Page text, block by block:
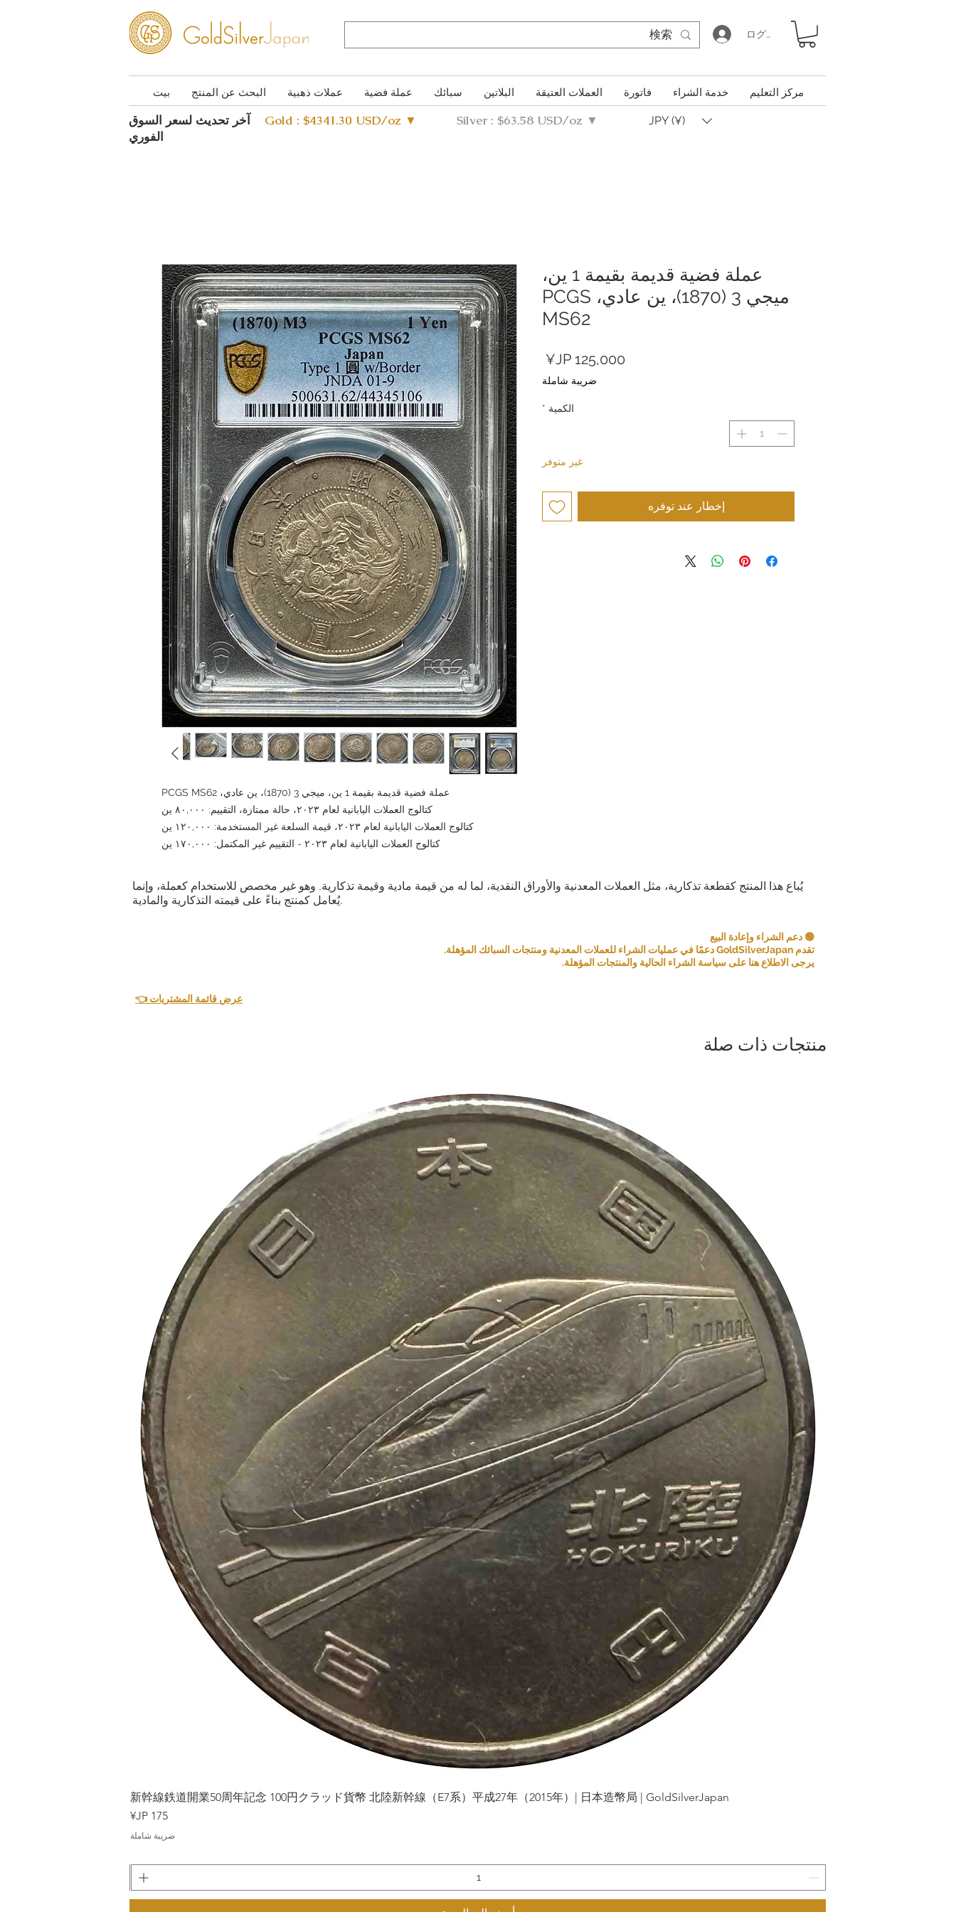
ログイン
بيت البحث عن المنتج عملات ذهبية عملة فضية سبائك البلاتين العملات العتيقة فاتورة خدمة الشراء مركز التعليم
آخر تحديث لسعر السوق
الفوري
Gold : $4341.30 USD/oz ▼ Silver : $63.58 USD/oz ▼ JPY (¥)
عملة فضية قديمة بقيمة 1 ين، ميجي 3 (1870)، ين عادي، PCGS MS62
كتالوج العملات اليابانية لعام ٢٠٢٣، حالة ممتازة، التقييم: ٨٠,٠٠٠ ين
كتالوج العملات اليابانية لعام ٢٠٢٣، قيمة السلعة غير المستخدمة: ١٢٠,٠٠٠ ين
كتالوج العملات اليابانية لعام ٢٠٢٣ - التقييم غير المكتمل: ١٧٠,٠٠٠ ين
عملة فضية قديمة بقيمة 1 ين،
ميجي 3 (1870)، ين عادي، PCGS
MS62
السعر
ضريبة شاملة
الكمية *
غير متوفر
إخطار عند توفره
يُباع هذا المنتج كقطعة تذكارية، مثل العملات المعدنية والأوراق النقدية، لما له من قيمة مادية وقيمة تذكارية. وهو غير مخصص للاستخدام كعملة، وإنما
يُعامل كمنتج بناءً على قيمته التذكارية والمادية.
🟢 دعم الشراء وإعادة البيع
تقدم GoldSilverJapan دعمًا في عمليات الشراء للعملات المعدنية ومنتجات السبائك المؤهلة.
يرجى الاطلاع هنا على سياسة الشراء الحالية والمنتجات المؤهلة.
👈 عرض قائمة المشتريات
منتجات ذات صلة
العرض السريع
新幹線鉄道開業50周年記念 100円クラッド貨幣 北陸新幹線（E7系）平成27年（2015年）| 日本造幣局 | GoldSilverJapan
السعر
ضريبة شاملة